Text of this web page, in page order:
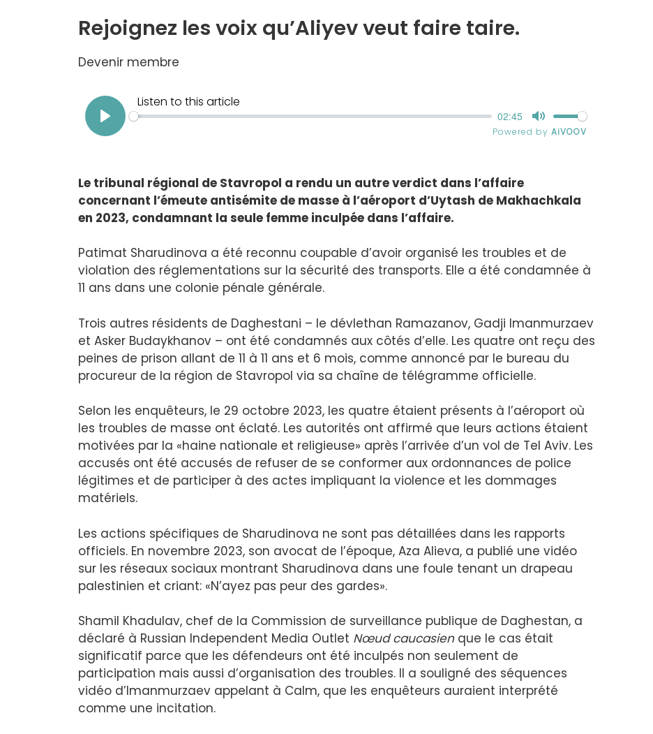
Rejoignez les voix qu’Aliyev veut faire taire.
Devenir membre
Le tribunal régional de Stavropol a rendu un autre verdict dans l’affaire
concernant l’émeute antisémite de masse à l’aéroport d’Uytash de Makhachkala
en 2023, condamnant la seule femme inculpée dans l’affaire.
Patimat Sharudinova a été reconnu coupable d’avoir organisé les troubles et de
violation des réglementations sur la sécurité des transports. Elle a été condamnée à
11 ans dans une colonie pénale générale.
Trois autres résidents de Daghestani – le dévlethan Ramazanov, Gadji Imanmurzaev
et Asker Budaykhanov – ont été condamnés aux côtés d’elle. Les quatre ont reçu des
peines de prison allant de 11 à 11 ans et 6 mois, comme annoncé par le bureau du
procureur de la région de Stavropol via sa chaîne de télégramme officielle.
Selon les enquêteurs, le 29 octobre 2023, les quatre étaient présents à l’aéroport où
les troubles de masse ont éclaté. Les autorités ont affirmé que leurs actions étaient
motivées par la «haine nationale et religieuse» après l’arrivée d’un vol de Tel Aviv. Les
accusés ont été accusés de refuser de se conformer aux ordonnances de police
légitimes et de participer à des actes impliquant la violence et les dommages
matériels.
Les actions spécifiques de Sharudinova ne sont pas détaillées dans les rapports
officiels. En novembre 2023, son avocat de l’époque, Aza Alieva, a publié une vidéo
sur les réseaux sociaux montrant Sharudinova dans une foule tenant un drapeau
palestinien et criant: «N’ayez pas peur des gardes».
Shamil Khadulav, chef de la Commission de surveillance publique de Daghestan, a
déclaré à Russian Independent Media Outlet Nœud caucasienque le cas était
significatif parce que les défendeurs ont été inculpés non seulement de
participation mais aussi d’organisation des troubles. Il a souligné des séquences
vidéo d’Imanmurzaev appelant à Calm, que les enquêteurs auraient interprété
comme une incitation.